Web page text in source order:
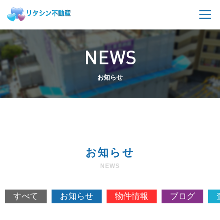
NEWS
お知らせ
お知らせ
NEWS
すべて お知らせ 物件情報 ブログ